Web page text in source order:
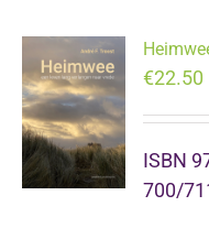
€22.50
ISBN
700/